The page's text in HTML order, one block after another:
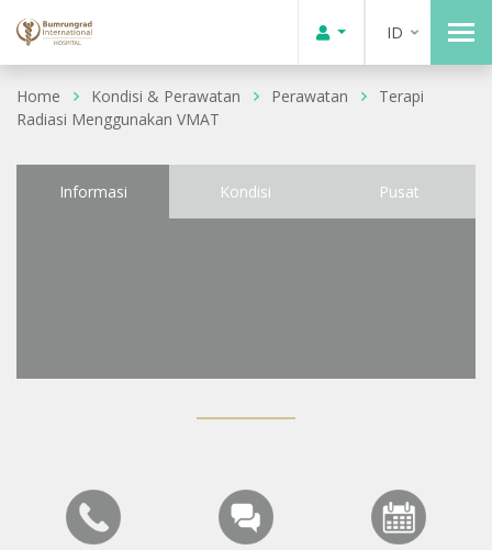
ID
Home Kondisi & Perawatan Perawatan
Terapi
Radiasi Menggunakan VMAT
Informasi Kondisi Pusat